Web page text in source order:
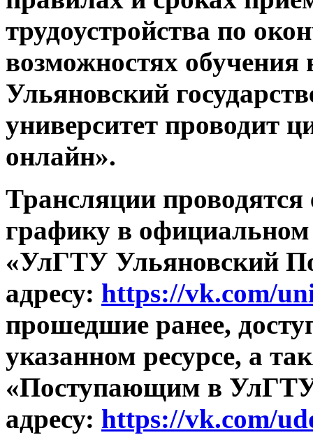
трудоустройства по
возможностях
Ульяновский
университет проводит
онлайн».
Трансляции проводятся
графику в
«УлГТУ Ульяновский
адресу: https://vk.com/
прошедшие ранее,
указанном ресурсе, а
«Поступающим в
адресу: https://vk.com/